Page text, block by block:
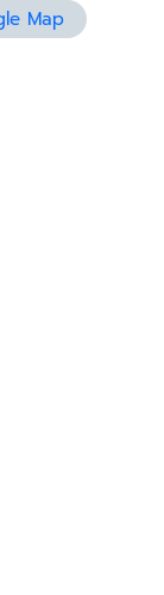
Map